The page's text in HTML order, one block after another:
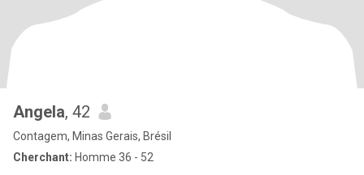
Angela, 42
Contagem, Minas Gerais, Brésil
Cherchant: Homme 36 - 52